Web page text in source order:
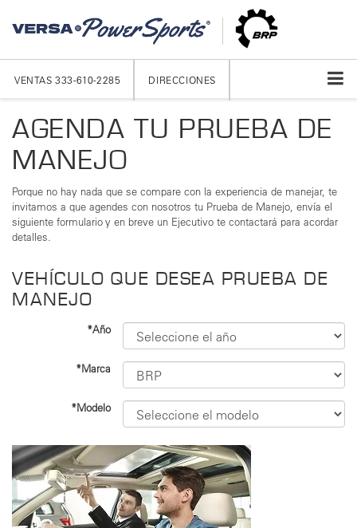
VENTAS 333-610-2285 DIRECCIONES
AGENDA TU PRUEBA DE
MANEJO
Porque no hay nada que se compare con la experiencia de manejar, te
invitamos a que agendes con nosotros tu Prueba de Manejo, envía el
siguiente formulario y en breve un Ejecutivo te contactará para acordar
detalles.
VEHÍCULO QUE DESEA PRUEBA DE
MANEJO
*Año
*Marca
*Modelo